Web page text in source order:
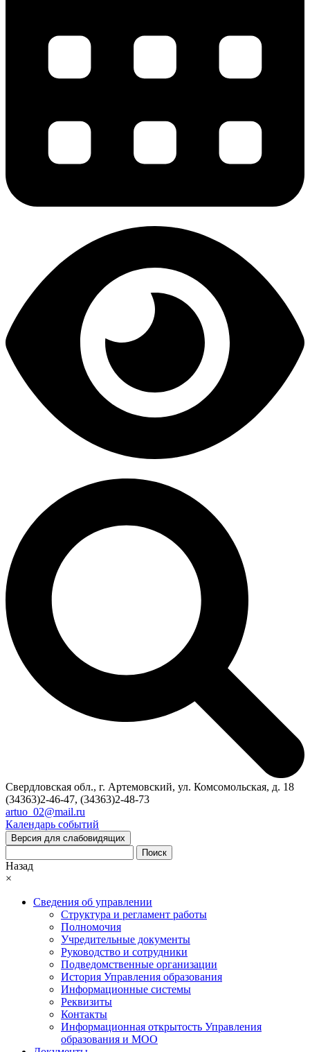
Свердловская обл., г. Артемовский, ул. Комсомольская, д. 18
(34363)2-46-47, (34363)2-48-73
artuo_02@mail.ru
Календарь событий
Версия для слабовидящих
Поиск
Назад
×
Сведения об управлении
Структура и регламент работы
Полномочия
Учредительные документы
Руководство и сотрудники
Подведомственные организации
История Управления образования
Информационные системы
Реквизиты
Контакты
Информационная открытость Управления
образования и МОО